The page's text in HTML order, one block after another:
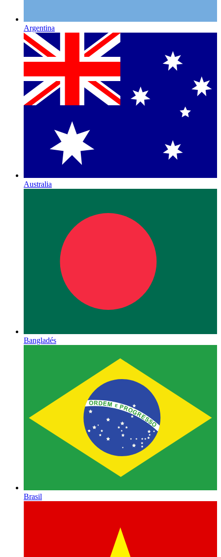
Argentina
Australia
Bangladés
Brasil